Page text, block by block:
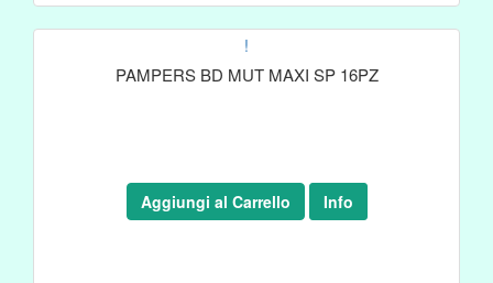
!
PAMPERS BD MUT MAXI SP 16PZ
Aggiungi al Carrello Info